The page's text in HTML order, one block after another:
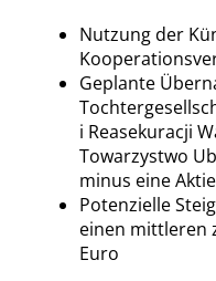
Nutzung der
Geplante
i Reasekuracji
Towarzystwo
minus eine
Potenzielle
einen mittleren
Euro